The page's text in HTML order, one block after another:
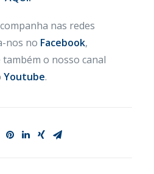
nas redes
nos no Facebook,
o nosso canal
Youtube.